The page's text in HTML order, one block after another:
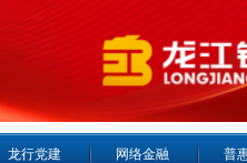
龙行党建 网络金融 普